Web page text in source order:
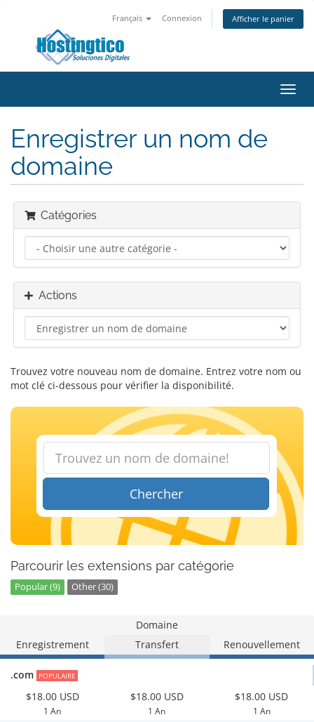
Français Connexion Afficher le panier
la
Enregistrer un nom de
domaine
Catégories
Actions
Trouvez votre nouveau nom de domaine. Entrez votre nom ou
mot clé ci-dessous pour vérifier la disponibilité.
Chercher
Parcourir les extensions par catégorie
Popular (9) Other (30)
Domaine
Enregistrement
Transfert Renouvellement
.com POPULAIRE
$18.00 USD
1 An
$18.00 USD
1 An
$18.00 USD
1 An